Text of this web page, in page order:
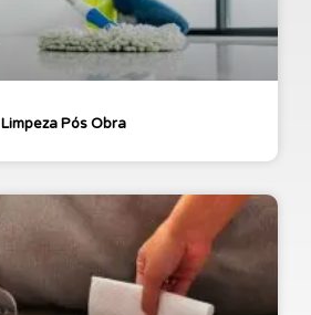
Limpeza Pós Obra